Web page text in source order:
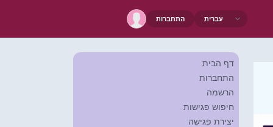
התחברות
דף הבית
התחברות
הרשמה
חיפוש פגישות
יצירת פגישה